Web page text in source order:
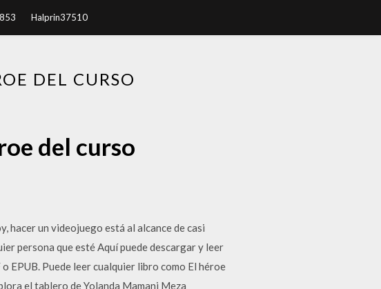
Halprin37510
DEL CURSO
del curso
hacer un videojuego está al alcance de casi
persona que esté Aquí puede descargar y leer
EPUB. Puede leer cualquier libro como El héroe
el tablero de Yolanda Mamani Meza